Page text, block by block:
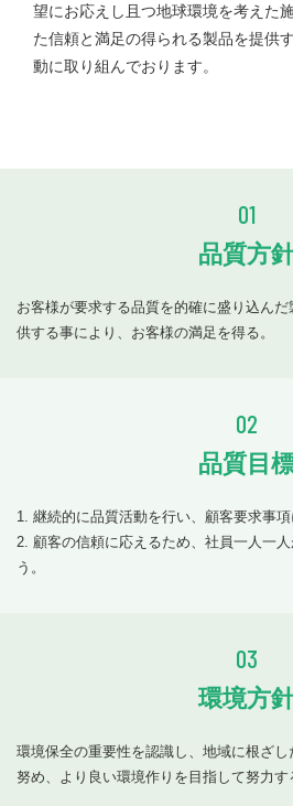
望にお応えし且つ地球環境を考えた
た信頼と満足の得られる製品を提供
動に取り組んでおります。
01
品質方
お客様が要求する品質を的確に盛り込ん
供する事により、お客様の満足を得る。
02
品質目
1. 継続的に品質活動を行い、顧客要求事項
2. 顧客の信頼に応えるため、社員一人一
う。
03
環境方
環境保全の重要性を認識し、地域に根ざ
努め、より良い環境作りを目指して努力す